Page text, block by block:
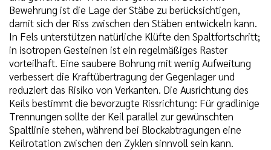
Bewehrung ist die Lage der Stäbe zu berücksichtigen,
damit sich der Riss zwischen den Stäben entwickeln kann.
In Fels unterstützen natürliche Klüfte den Spaltfortschritt;
in isotropen Gesteinen ist ein regelmäßiges Raster
vorteilhaft. Eine saubere Bohrung mit wenig Aufweitung
verbessert die Kraftübertragung der Gegenlager und
reduziert das Risiko von Verkanten. Die Ausrichtung des
Keils bestimmt die bevorzugte Rissrichtung: Für gradlinige
Trennungen sollte der Keil parallel zur gewünschten
Spaltlinie stehen, während bei Blockabtragungen eine
Keilrotation zwischen den Zyklen sinnvoll sein kann.